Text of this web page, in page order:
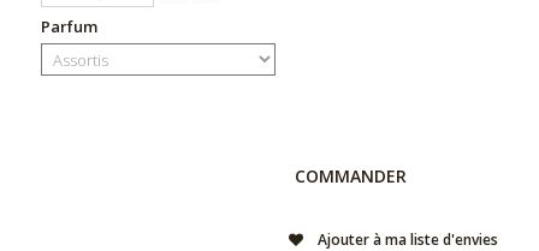
Parfum
COMMANDER
Ajouter à ma liste d'envies